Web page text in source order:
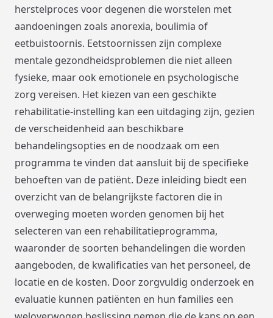
herstelproces voor degenen die worstelen met
aandoeningen zoals anorexia, boulimia of
eetbuistoornis. Eetstoornissen zijn complexe
mentale gezondheidsproblemen die niet alleen
fysieke, maar ook emotionele en psychologische
zorg vereisen. Het kiezen van een geschikte
rehabilitatie-instelling kan een uitdaging zijn, gezien
de verscheidenheid aan beschikbare
behandelingsopties en de noodzaak om een
programma te vinden dat aansluit bij de specifieke
behoeften van de patiënt. Deze inleiding biedt een
overzicht van de belangrijkste factoren die in
overweging moeten worden genomen bij het
selecteren van een rehabilitatieprogramma,
waaronder de soorten behandelingen die worden
aangeboden, de kwalificaties van het personeel, de
locatie en de kosten. Door zorgvuldig onderzoek en
evaluatie kunnen patiënten en hun families een